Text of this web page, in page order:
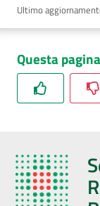
Luoghi
di
cura
AUSL
Ultimo
Questa